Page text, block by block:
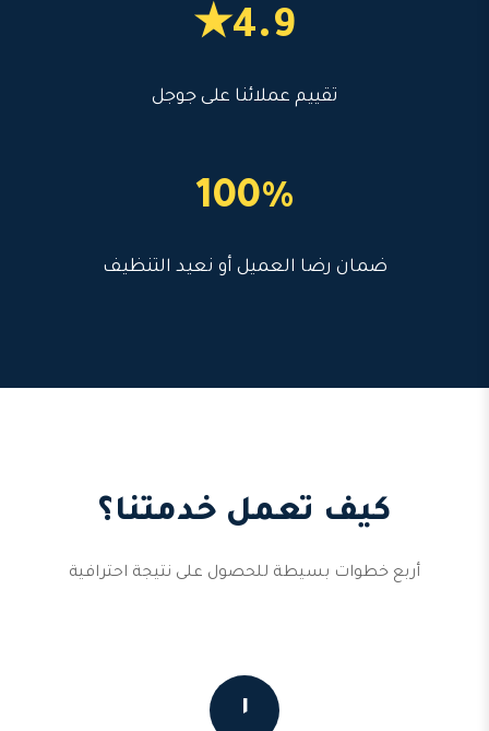
4.9★
تقييم عملائنا على جوجل
100%
ضمان رضا العميل أو نعيد التنظيف
كيف تعمل خدمتنا؟
أربع خطوات بسيطة للحصول على نتيجة احترافية
١